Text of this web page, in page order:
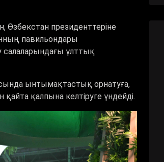
Өзбекстан президенттеріне
павильондары
ұлттық
ынтымақтастық орнатуға,
қалпына келтіруге үндейді.